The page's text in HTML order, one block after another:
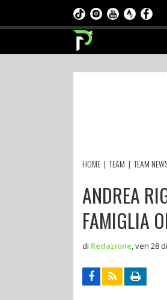
HOME |TEAM |TEAM
ANDREA
FAMIGLIA
di Redazione ven 28